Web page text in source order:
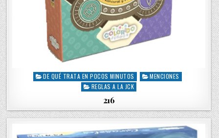
P
e
i
DE QUÉ TRATA EN POCOS MINUTOS
MENCIONES
REGLAS A LA JCK
216